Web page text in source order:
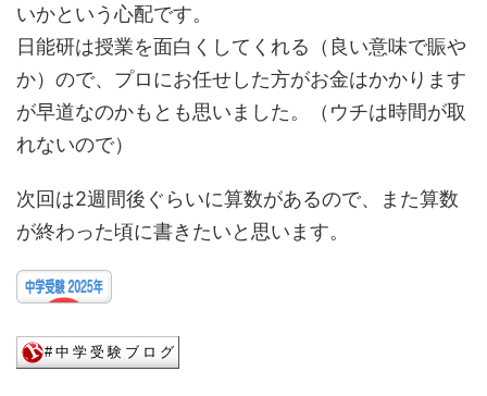
いかという心配です。
日能研は授業を面白くしてくれる（良い意味で賑や
か）ので、プロにお任せした方がお金はかかります
が早道なのかもとも思いました。（ウチは時間が取
れないので）
次回は2週間後ぐらいに算数があるので、また算数
が終わった頃に書きたいと思います。